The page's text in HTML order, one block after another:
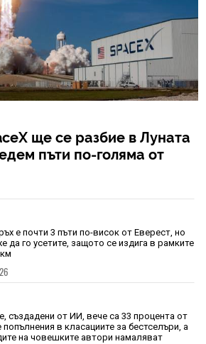
ще се разбие в Луната
пъти по-голяма от
е почти 3 пъти по-висок от Еверест, но
да го усетите, защото се издига в рамките
създадени от ИИ, вече са 33 процента от
попълнения в класациите за бестселъри, а
на човешките автори намаляват